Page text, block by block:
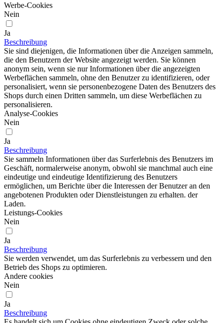
Werbe-Cookies
Nein
Ja
Beschreibung
Sie sind diejenigen, die Informationen über die Anzeigen sammeln,
die den Benutzern der Website angezeigt werden. Sie können
anonym sein, wenn sie nur Informationen über die angezeigten
Werbeflächen sammeln, ohne den Benutzer zu identifizieren, oder
personalisiert, wenn sie personenbezogene Daten des Benutzers des
Shops durch einen Dritten sammeln, um diese Werbeflächen zu
personalisieren.
Analyse-Cookies
Nein
Ja
Beschreibung
Sie sammeln Informationen über das Surferlebnis des Benutzers im
Geschäft, normalerweise anonym, obwohl sie manchmal auch eine
eindeutige und eindeutige Identifizierung des Benutzers
ermöglichen, um Berichte über die Interessen der Benutzer an den
angebotenen Produkten oder Dienstleistungen zu erhalten. der
Laden.
Leistungs-Cookies
Nein
Ja
Beschreibung
Sie werden verwendet, um das Surferlebnis zu verbessern und den
Betrieb des Shops zu optimieren.
Andere cookies
Nein
Ja
Beschreibung